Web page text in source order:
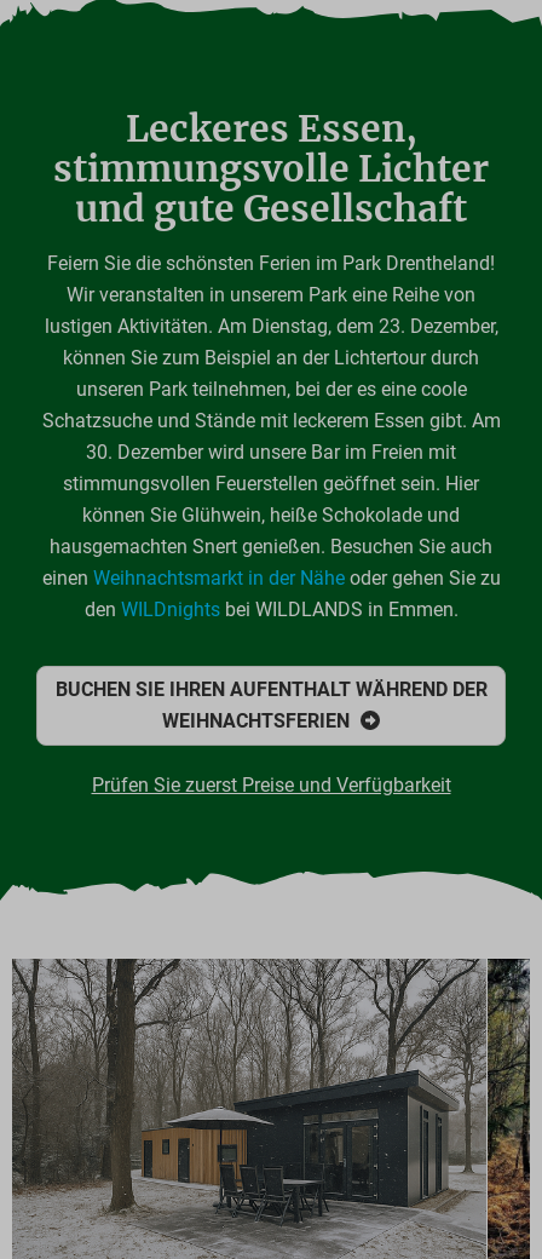
Leckeres Essen,
stimmungsvolle Lichter
und gute Gesellschaft
Feiern Sie die schönsten Ferien im Park Drentheland!
Wir veranstalten in unserem Park eine Reihe von
lustigen Aktivitäten. Am Dienstag, dem 23. Dezember,
können Sie zum Beispiel an der Lichtertour durch
unseren Park teilnehmen, bei der es eine coole
Schatzsuche und Stände mit leckerem Essen gibt. Am
30. Dezember wird unsere Bar im Freien mit
stimmungsvollen Feuerstellen geöffnet sein. Hier
können Sie Glühwein, heiße Schokolade und
hausgemachten Snert genießen. Besuchen Sie auch
einen Weihnachtsmarkt in der Näheoder gehen Sie zu
den WILDnightsbei WILDLANDS in Emmen.
BUCHEN SIE IHREN AUFENTHALT WÄHREND DER
WEIHNACHTSFERIEN
Prüfen Sie zuerst Preise und Verfügbarkeit